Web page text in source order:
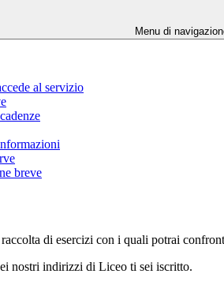
Menu di
al servizio
breve
di esercizi con i quali potrai
nostri indirizzi di Liceo ti sei iscritto.